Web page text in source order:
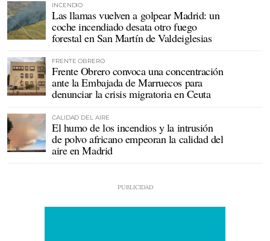
INCENDIO
Las llamas vuelven a golpear Madrid: un
coche incendiado desata otro fuego
forestal en San Martín de Valdeiglesias
FRENTE OBRERO
Frente Obrero convoca una concentración
ante la Embajada de Marruecos para
denunciar la crisis migratoria en Ceuta
CALIDAD DEL AIRE
El humo de los incendios y la intrusión
de polvo africano empeoran la calidad del
aire en Madrid